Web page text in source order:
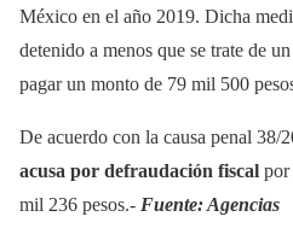
México en el año 2019. Dicha
detenido a menos que se trate de
pagar un monto de 79 mil 500
De acuerdo con la causa penal 38/
acusa por defraudación fiscal por
mil 236 pesos.- Fuente: Agencias